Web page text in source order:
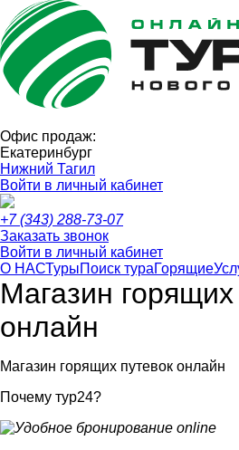
Офис продаж:
Екатеринбург
Нижний Тагил
Войти в личный кабинет
+7 (343) 288-73-07
Заказать звонок
Войти в личный кабинет
О НАСТурыПоиск тураГорящие
Магазин горящих
онлайн
Магазин горящих путевок онлайн
Почему тур24?